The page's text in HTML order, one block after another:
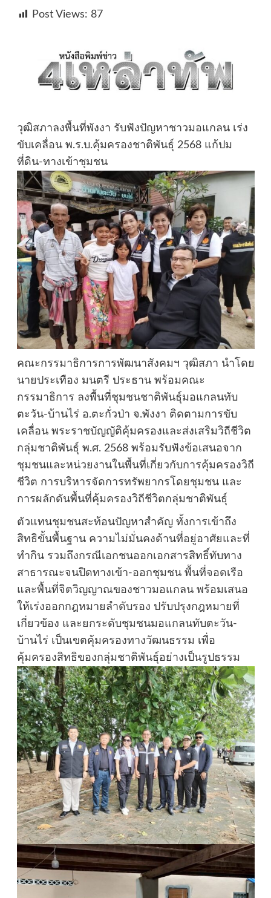
Post Views: 87
วุฒิสภาลงพื้นที่พังงา รับฟังปัญหาชาวมอแกลน เร่ง
ขับเคลื่อน พ.ร.บ.คุ้มครองชาติพันธุ์ 2568 แก้ปม
ที่ดิน-ทางเข้าชุมชน
คณะกรรมาธิการการพัฒนาสังคมฯ วุฒิสภา นำโดย
นายประเทือง มนตรี ประธาน พร้อมคณะ
กรรมาธิการ ลงพื้นที่ชุมชนชาติพันธุ์มอแกลนทับ
ตะวัน-บ้านไร่ อ.ตะกั่วป่า จ.พังงา ติดตามการขับ
เคลื่อน พระราชบัญญัติคุ้มครองและส่งเสริมวิถีชีวิต
กลุ่มชาติพันธุ์ พ.ศ. 2568 พร้อมรับฟังข้อเสนอจาก
ชุมชนและหน่วยงานในพื้นที่เกี่ยวกับการคุ้มครองวิถี
ชีวิต การบริหารจัดการทรัพยากรโดยชุมชน และ
การผลักดันพื้นที่คุ้มครองวิถีชีวิตกลุ่มชาติพันธุ์
ตัวแทนชุมชนสะท้อนปัญหาสำคัญ ทั้งการเข้าถึง
สิทธิขั้นพื้นฐาน ความไม่มั่นคงด้านที่อยู่อาศัยและที่
ทำกิน รวมถึงกรณีเอกชนออกเอกสารสิทธิ์ทับทาง
สาธารณะจนปิดทางเข้า-ออกชุมชน พื้นที่จอดเรือ
และพื้นที่จิตวิญญาณของชาวมอแกลน พร้อมเสนอ
ให้เร่งออกกฎหมายลำดับรอง ปรับปรุงกฎหมายที่
เกี่ยวข้อง และยกระดับชุมชนมอแกลนทับตะวัน-
บ้านไร่ เป็นเขตคุ้มครองทางวัฒนธรรม เพื่อ
คุ้มครองสิทธิของกลุ่มชาติพันธุ์อย่างเป็นรูปธรรม